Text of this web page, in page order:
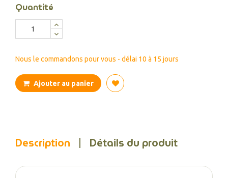
Quantité
Nous le commandons pour vous - délai 10 à 15 jours
Ajouter au panier
Description Détails du produit